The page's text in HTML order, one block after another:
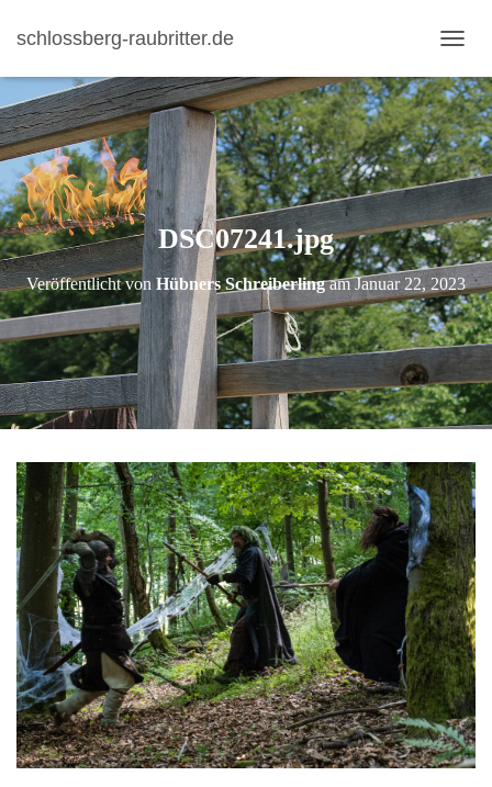
schlossberg-raubritter.de
A
V
I
G
A
O
N
U
M
S
C
A
L
T
N
DSC07241.jpg
Veröffentlicht vonHübners SchreiberlingamJanuar 22, 2023